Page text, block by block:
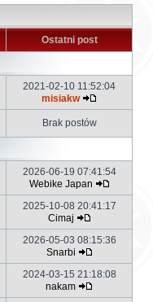
Ostatni post
2021-02-10 11:52:04
misiakw
Brak postów
2026-06-19 07:41:54
Webike Japan
2025-10-08 20:41:17
Cimaj
2026-05-03 08:15:36
Snarbi
2024-03-15 21:18:08
nakam